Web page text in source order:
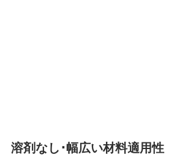
溶剤なし･幅広い材料適用性